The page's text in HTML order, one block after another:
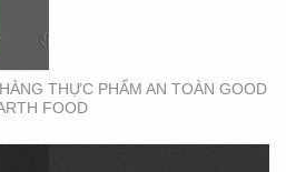
THỰC PHẨM AN TOÀN GOOD
FOOD